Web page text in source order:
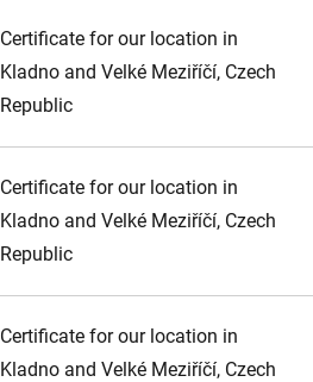
Certificate for our location in
Kladno and Velké Meziříčí, Czech
Republic
Certificate for our location in
Kladno and Velké Meziříčí, Czech
Republic
Certificate for our location in
Kladno and Velké Meziříčí, Czech